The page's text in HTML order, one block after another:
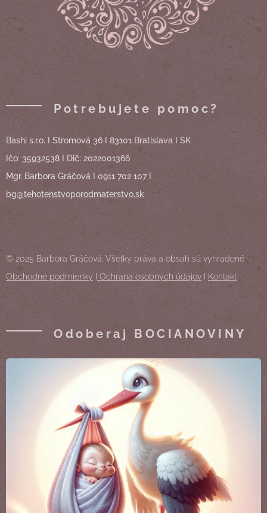
Potrebujete pomoc?
Bashi s.r.o. I Stromová 36 I 83101 Bratislava I SK
Ičo: 35932538 I Dič: 2022001366
Mgr. Barbora Gráčová I 0911 702 107 I
bg@tehotenstvoporodmaterstvo.sk
© 2025 Barbora Gráčová. Všetky práva a obsah sú vyhradené
Obchodné podmienky I Ochrana osobných údajov I Kontakt
Odoberaj BOCIANOVINY